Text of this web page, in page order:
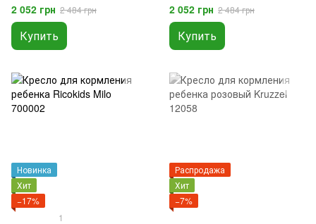
2 052 грн 2 484 грн
Купить
2 052 грн 2 484 грн
Купить
Новинка
Хит
−17%
1
Распродажа
Хит
−7%